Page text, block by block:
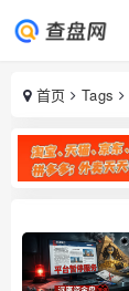
首页 Tags